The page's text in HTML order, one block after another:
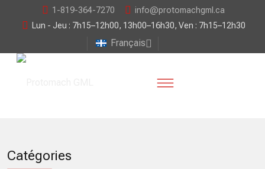
1-819-364-7270
info@protomachgml.ca
Lun - Jeu : 7h15–12h00, 13h00–16h30, Ven : 7h15–12h30
Français
Catégories